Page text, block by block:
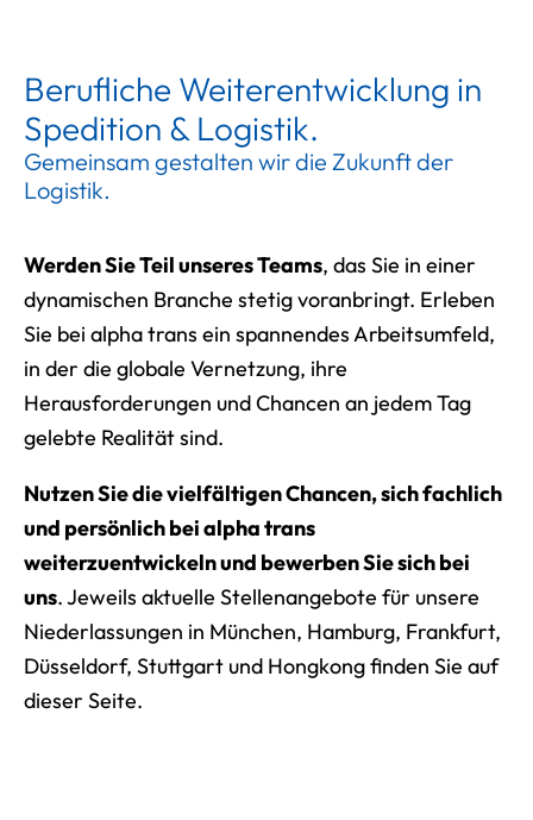
Berufliche Weiterentwicklung in
Spedition & Logistik.
Gemeinsam gestalten wir die Zukunft der
Logistik.
Werden Sie Teil unseres Teams, das Sie in einer
dynamischen Branche stetig voranbringt. Erleben
Sie bei alpha trans ein spannendes Arbeitsumfeld,
in der die globale Vernetzung, ihre
Herausforderungen und Chancen an jedem Tag
gelebte Realität sind.
Nutzen Sie die vielfältigen Chancen, sich fachlich
und persönlich bei alpha trans
weiterzuentwickeln und bewerben Sie sich bei
uns. Jeweils aktuelle Stellenangebote für unsere
Niederlassungen in München, Hamburg, Frankfurt,
Düsseldorf, Stuttgart und Hongkong finden Sie auf
dieser Seite.